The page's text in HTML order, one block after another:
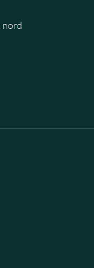
nord